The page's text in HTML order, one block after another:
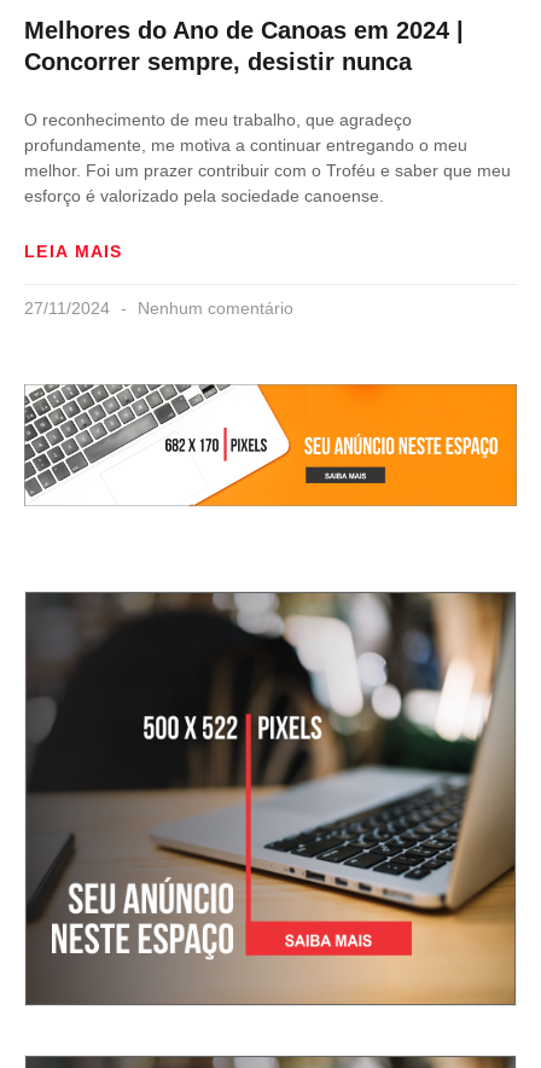
Melhores do Ano de Canoas em 2024 |
Concorrer sempre, desistir nunca
O reconhecimento de meu trabalho, que agradeço
profundamente, me motiva a continuar entregando o meu
melhor. Foi um prazer contribuir com o Troféu e saber que meu
esforço é valorizado pela sociedade canoense.
LEIA MAIS
27/11/2024 Nenhum comentário